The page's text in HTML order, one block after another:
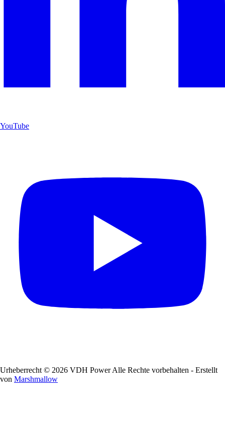
YouTube
Urheberrecht © 2026 VDH Power Alle Rechte vorbehalten - Erstellt
von Marshmallow